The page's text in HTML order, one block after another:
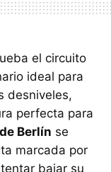
el circuito
ideal para
desniveles,
perfecta para
Berlín se
marcada por
bajar su